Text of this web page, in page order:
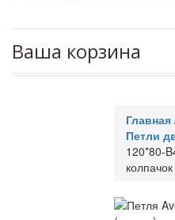
Ваша корзина
Главная
Петли
120*80-
колпачок